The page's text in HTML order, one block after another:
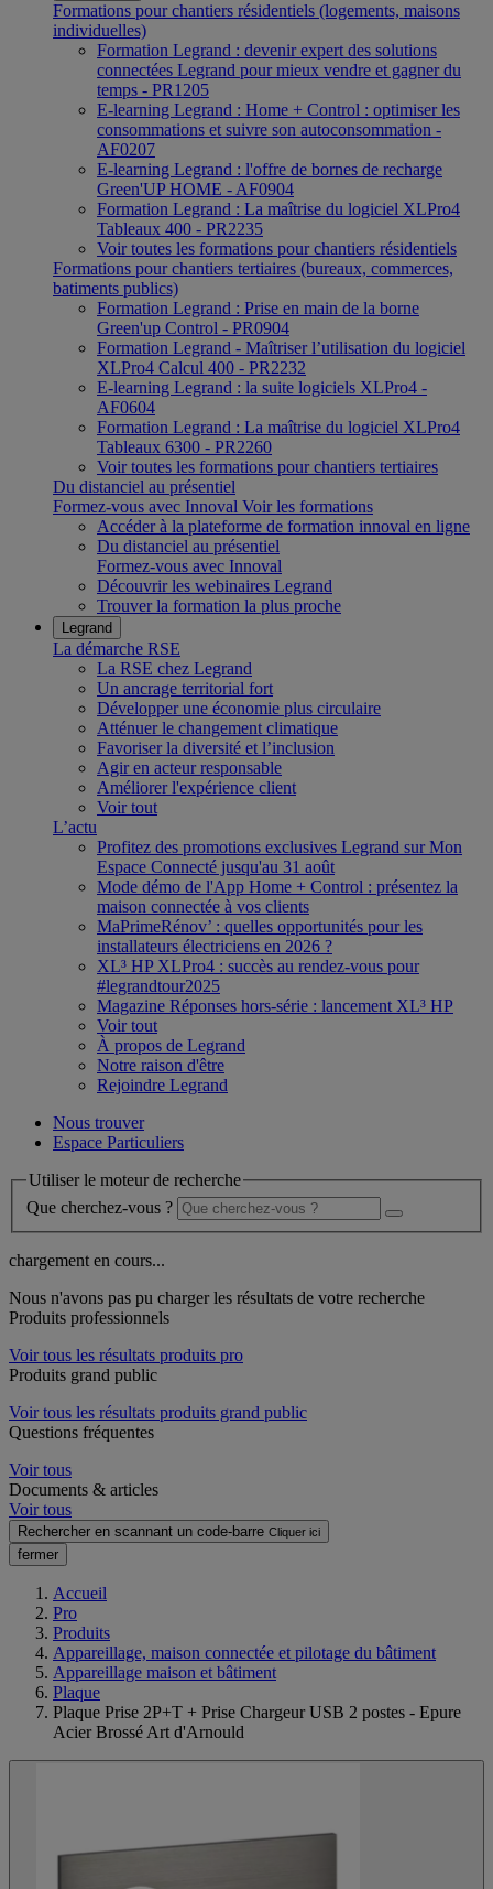
Formations pour chantiers résidentiels (logements, maisons
individuelles)
Formation Legrand : devenir expert des solutions
connectées Legrand pour mieux vendre et gagner du
temps - PR1205
E-learning Legrand : Home + Control : optimiser les
consommations et suivre son autoconsommation -
AF0207
E-learning Legrand : l'offre de bornes de recharge
Green'UP HOME - AF0904
Formation Legrand : La maîtrise du logiciel XLPro4
Tableaux 400 - PR2235
Voir toutes les formations pour chantiers résidentiels
Formations pour chantiers tertiaires (bureaux, commerces,
batiments publics)
Formation Legrand : Prise en main de la borne
Green'up Control - PR0904
Formation Legrand - Maîtriser l’utilisation du logiciel
XLPro4 Calcul 400 - PR2232
E-learning Legrand : la suite logiciels XLPro4 -
AF0604
Formation Legrand : La maîtrise du logiciel XLPro4
Tableaux 6300 - PR2260
Voir toutes les formations pour chantiers tertiaires
Du distanciel au présentiel
Formez-vous avec Innoval Voir les formations
Accéder à la plateforme de formation innoval en ligne
Du distanciel au présentiel
Formez-vous avec Innoval
Découvrir les webinaires Legrand
Trouver la formation la plus proche
Legrand
La démarche RSE
La RSE chez Legrand
Un ancrage territorial fort
Développer une économie plus circulaire
Atténuer le changement climatique
Favoriser la diversité et l’inclusion
Agir en acteur responsable
Améliorer l'expérience client
Voir tout
L’actu
Profitez des promotions exclusives Legrand sur Mon
Espace Connecté jusqu'au 31 août
Mode démo de l'App Home + Control : présentez la
maison connectée à vos clients
MaPrimeRénov’ : quelles opportunités pour les
installateurs électriciens en 2026 ?
XL³ HP XLPro4 : succès au rendez-vous pour
#legrandtour2025
Magazine Réponses hors-série : lancement XL³ HP
Voir tout
À propos de Legrand
Notre raison d'être
Rejoindre Legrand
Nous trouver
Espace Particuliers
Utiliser le moteur de recherche
Que cherchez-vous ?
chargement en cours...
Nous n'avons pas pu charger les résultats de votre recherche
Produits professionnels
Voir tous les résultats produits pro
Produits grand public
Voir tous les résultats produits grand public
Questions fréquentes
Voir tous
Documents & articles
Voir tous
Rechercher en scannant un code-barre Cliquer ici
fermer
Accueil
Pro
Produits
Appareillage, maison connectée et pilotage du bâtiment
Appareillage maison et bâtiment
Plaque
Plaque Prise 2P+T + Prise Chargeur USB 2 postes - Epure
Acier Brossé Art d'Arnould